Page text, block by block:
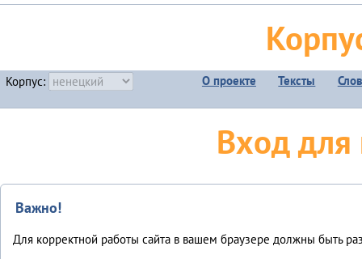
Корпус: О проекте Тексты
Вход для
Важно!
Для корректной работы сайта в вашем браузере должны быть